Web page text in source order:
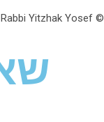
© yalkut yosef Rabbi Yitzhak Yosef אתר ילקוט יוסף 2017-2026 הוקם בשנת תשע"ז - באתר הלכה יומית • עלון עין יצחק • גלריה • ספרי מרן הראש"ל • השיעור השבועי 077-2249906